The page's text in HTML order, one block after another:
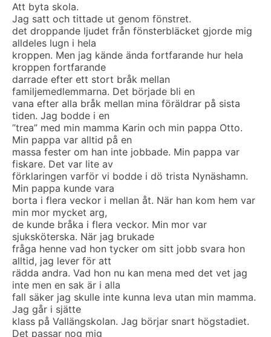
Att byta skola.
Jag satt och tittade ut genom fönstret.
det droppande ljudet från fönsterbläcket gjorde mig
alldeles lugn i hela
kroppen. Men jag kände ända fortfarande hur hela
kroppen fortfarande
darrade efter ett stort bråk mellan
familjemedlemmarna. Det började bli en
vana efter alla bråk mellan mina föräldrar på sista
tiden. Jag bodde i en
”trea” med min mamma Karin och min pappa Otto.
Min pappa var alltid på en
massa fester om han inte jobbade. Min pappa var
fiskare. Det var lite av
förklaringen varför vi bodde i dö trista Nynäshamn.
Min pappa kunde vara
borta i flera veckor i mellan åt. När han kom hem var
min mor mycket arg,
de kunde bråka i flera veckor. Min mor var
sjuksköterska. När jag brukade
fråga henne vad hon tycker om sitt jobb svara hon
alltid, jag lever för att
rädda andra. Vad hon nu kan mena med det vet jag
inte men en sak är i alla
fall säker jag skulle inte kunna leva utan min mamma.
Jag går i sjätte
klass på Vallängskolan. Jag börjar snart högstadiet.
Det passar nog mig